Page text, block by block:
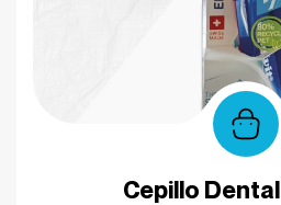
Cepillo